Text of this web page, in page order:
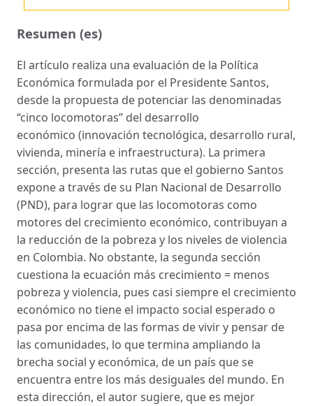
Resumen (es)
El artículo realiza una evaluación de la Política
Económica formulada por el Presidente Santos,
desde la propuesta de potenciar las denominadas
“cinco locomotoras” del desarrollo
económico (innovación tecnológica, desarrollo rural,
vivienda, minería e infraestructura). La primera
sección, presenta las rutas que el gobierno Santos
expone a través de su Plan Nacional de Desarrollo
(PND), para lograr que las locomotoras como
motores del crecimiento económico, contribuyan a
la reducción de la pobreza y los niveles de violencia
en Colombia. No obstante, la segunda sección
cuestiona la ecuación más crecimiento = menos
pobreza y violencia, pues casi siempre el crecimiento
económico no tiene el impacto social esperado o
pasa por encima de las formas de vivir y pensar de
las comunidades, lo que termina ampliando la
brecha social y económica, de un país que se
encuentra entre los más desiguales del mundo. En
esta dirección, el autor sugiere, que es mejor